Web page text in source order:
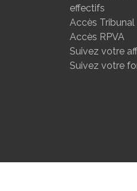
effectifs
Accès
Accès RPVA
Suivez votre
Suivez votre